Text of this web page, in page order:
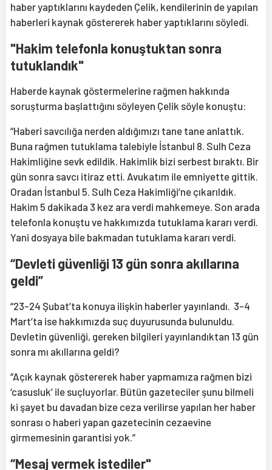
haber yaptıklarını kaydeden Çelik, kendilerinin de yapılan
haberleri kaynak göstererek haber yaptıklarını söyledi.
"Hakim telefonla konuştuktan sonra
tutuklandık"
Haberde kaynak göstermelerine rağmen hakkında
soruşturma başlattığını söyleyen Çelik söyle konuştu:
“Haberi savcılığa nerden aldığımızı tane tane anlattık.
Buna rağmen tutuklama talebiyle İstanbul 8. Sulh Ceza
Hakimliğine sevk edildik. Hakimlik bizi serbest bıraktı. Bir
gün sonra savcı itiraz etti. Avukatım ile emniyette gittik.
Oradan İstanbul 5. Sulh Ceza Hakimliği’ne çıkarıldık.
Hakim 5 dakikada 3 kez ara verdi mahkemeye. Son arada
telefonla konuştu ve hakkımızda tutuklama kararı verdi.
Yani dosyaya bile bakmadan tutuklama kararı verdi.
“Devleti güvenliği 13 gün sonra akıllarına
geldi”
“23-24 Şubat’ta konuya ilişkin haberler yayınlandı. 3-4
Mart’ta ise hakkımızda suç duyurusunda bulunuldu.
Devletin güvenliği, gereken bilgileri yayınlandıktan 13 gün
sonra mı akıllarına geldi?
“Açık kaynak göstererek haber yapmamıza rağmen bizi
‘casusluk’ ile suçluyorlar. Bütün gazeteciler şunu bilmeli
ki şayet bu davadan bize ceza verilirse yapılan her haber
sonrası o haberi yapan gazetecinin cezaevine
girmemesinin garantisi yok.”
“Mesaj vermek istediler"